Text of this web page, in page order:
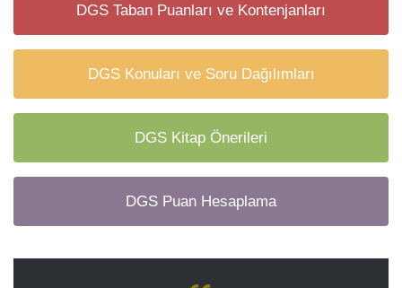
DGS Taban Puanları ve Kontenjanları
DGS Konuları ve Soru Dağılımları
DGS Kitap Önerileri
DGS Puan Hesaplama